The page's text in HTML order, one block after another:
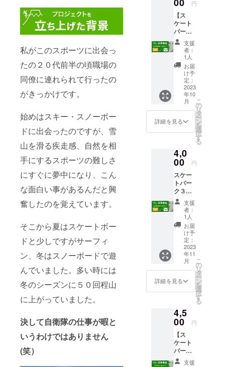
私がこのスポーツに出会っ
たの２０代前半の頃職場の
同僚に連れられて行ったの
がきっかけです。
始めはスキー・スノーボー
ドに出会ったのですが、雪
山を滑る疾走感、自然を相
手にするスポーツの難しさ
にすぐに夢中になり、こん
な面白い事があるんだと興
奮したのを覚えています。
そこから夏はスケートボー
ドと少しですがサーフィ
ン、冬はスノーボードで遊
んでいました。多い時には
冬のシーズンに５０回程山
に上がっていました。
決して自衛隊の仕事が暇と
いうわけではありません
(笑）
可能性
があり
ます。
その際
はメー
ルによ
り連絡
します)
になり
ます。
この中
より選
んで下
さい。
メール
パーク
のメー
レスよ
り送ら
せて頂
きま
す。
年間有
効 お礼
メール
有効期
限は1年
間有効
配布時
期2023
年１1月
中を予
定して
ます。
パーク
での直
接渡し
ルとの
併用は
不可に
なりま
す。
メール
につい
ては
LIFE
パーク
のメー
ルアド
レスよ
り送ら
せて頂
きま
す。
円
【ス
ケート
パーク
施設利
用
券】
金額
３，５
００円
スケー
トパー
ク３時
間券(１
２００
円)×３
(まだ
利用の
ない
方）※１
年間有
効 年会
費登録
料(定価
１００
０円・
１年間
の施設
利用料)
お礼
メール
有効期
限は1年
間有効
中を予
定して
ます。
パーク
での直
接渡し
となり
支援
者：
1人
お届
け予
定：
2023
年10
月
詳細を見る
こ
の
リ
タ
ー
ン
を
選
択
す
る
4,0
00 円
スケー
トパー
ク３時
間券(定
価１２
００
円)×５
(既に会
員様限
定）金
額４，
０００
円 ※１
年間有
効 お礼
メール
限は1年
間有効
配布時
期2023
年１1月
中を予
定して
支援
者：
1人
お届
け予
定：
2023
年11
月
詳細を見る
こ
の
リ
タ
ー
ン
を
選
択
す
る
4,5
00 円
【ス
ケート
パーク
施設利
支援